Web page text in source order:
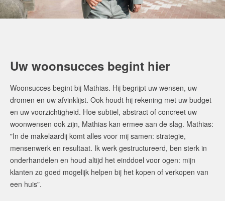
Uw woonsucces begint hier
Woonsucces begint bij Mathias. Hij begrijpt uw wensen, uw
dromen en uw afvinklijst. Ook houdt hij rekening met uw budget
en uw voorzichtigheid. Hoe subtiel, abstract of concreet uw
woonwensen ook zijn, Mathias kan ermee aan de slag. Mathias:
"In de makelaardij komt alles voor mij samen: strategie,
mensenwerk en resultaat. Ik werk gestructureerd, ben sterk in
onderhandelen en houd altijd het einddoel voor ogen: mijn
klanten zo goed mogelijk helpen bij het kopen of verkopen van
een huis".